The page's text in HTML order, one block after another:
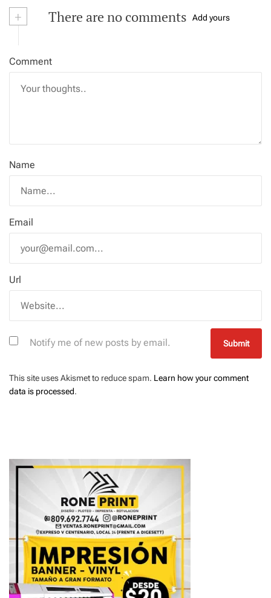
+ There are no comments Add yours
Comment
Name
Email
Url
Notify me of new posts by email.
This site uses Akismet to reduce spam. Learn how your comment
data is processed.